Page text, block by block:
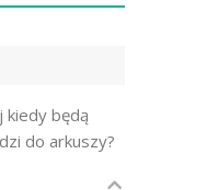
kiedy będą
do arkuszy?